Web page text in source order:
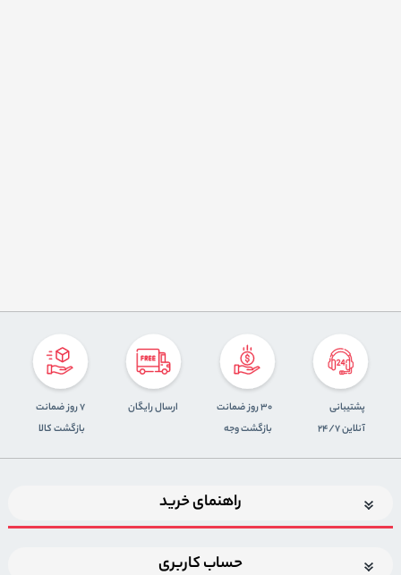
پشتیبانی
آنلاین 24/7
30 روز ضمانت
بازگشت وجه
ارسال رایگان
7 روز ضمانت
بازگشت کالا
راهنمای خرید
حساب کاربری